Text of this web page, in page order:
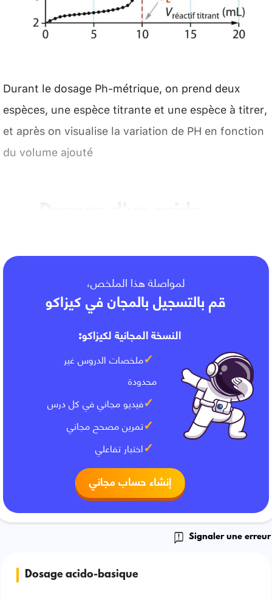
Durant le dosage Ph-métrique, on prend deux
espèces, une espèce titrante et une espèce à titrer,
et après on visualise la variation de PH en fonction
du volume ajouté
لمواصلة هذا الملخص،
قم بالتسجيل بالمجان في كيزاكو
النسخة المجانية لكيزاكو:
ملخصات الدروس غير
محدودة
فيديو مجاني في كل درس
تمرين مصحح مجاني
اختبار تفاعلي
إنشاء حساب مجاني
Signaler une erreur
Dosage acido-basique